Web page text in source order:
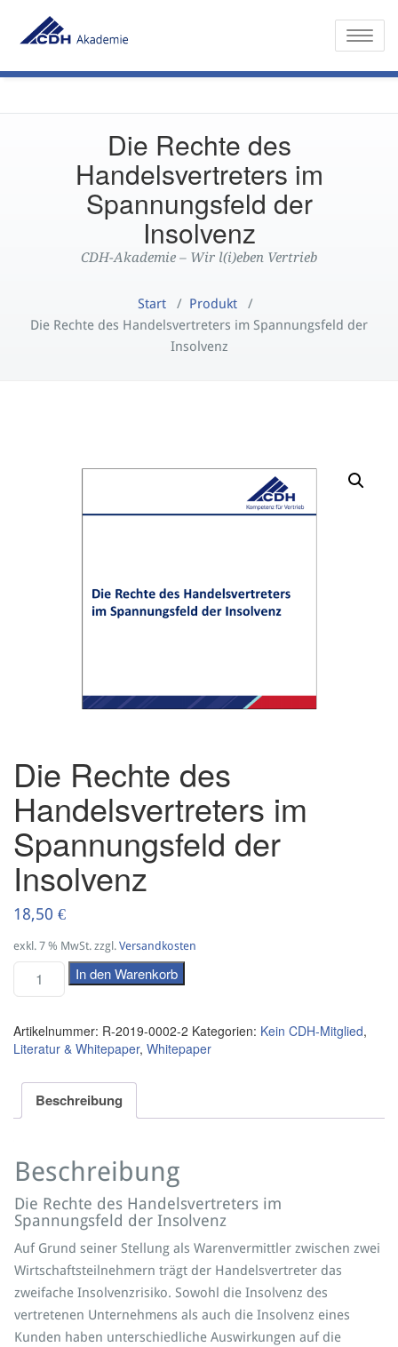
Die Rechte des
Handelsvertreters im
Spannungsfeld der
Insolvenz
CDH-Akademie – Wir l(i)eben Vertrieb
Start / Produkt /
Die Rechte des Handelsvertreters im Spannungsfeld der
Insolvenz
Die Rechte des
Handelsvertreters im
Spannungsfeld der
Insolvenz
18,50 €
exkl. 7 % MwSt. zzgl. Versandkosten
In den Warenkorb
Artikelnummer: R-2019-0002-2 Kategorien: Kein CDH-Mitglied,
Literatur & Whitepaper, Whitepaper
Beschreibung
Beschreibung
Die Rechte des Handelsvertreters im
Spannungsfeld der Insolvenz
Auf Grund seiner Stellung als Warenvermittler zwischen zwei
Wirtschaftsteilnehmern trägt der Handelsvertreter das
zweifache Insolvenzrisiko. Sowohl die Insolvenz des
vertretenen Unternehmens als auch die Insolvenz eines
Kunden haben unterschiedliche Auswirkungen auf die